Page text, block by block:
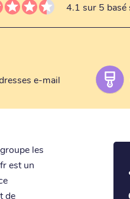
4.1 sur 5 basé
e-mail
les
est un
de